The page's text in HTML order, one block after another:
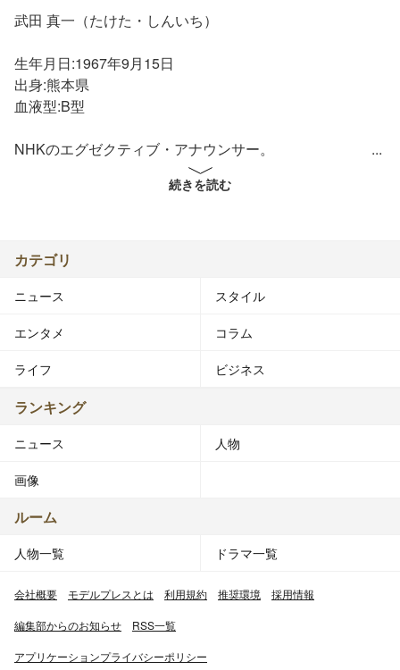
武田 真一（たけた・しんいち）
生年月日:1967年9月15日
出身:熊本県
血液型:B型
NHKのエグゼクティブ・アナウンサー。
苗字の読み方は「たけだ」ではなく「たけた」と濁らな
入局後は報道畑を歩み、多くの特番も担当した。
ス』に抜擢、その後2000年4月からの6年間は平日正午の
災害の際の臨時・特設ニュースを数多く担当した。「災害
2006年（平成18年）6月から2008年（平成20年）3月31日
度々出演していた。東京アナウンス室に復帰後は『NHK
（平成28年）12月31日の第67回NHK紅白歌合戦では総合
司会に起用され、「初の歌番組」司会に挑戦した。
2017年4月より『クローズアップ現代+』のメインキャス
続きを読む
カテゴリ
ニュース スタイル
エンタメ コラム
ライフ ビジネス
ランキング
ニュース 人物
画像
ルーム
人物一覧 ドラマ一覧
会社概要 モデルプレスとは 利用規約 推奨環境 採用情報
編集部からのお知らせ RSS一覧
アプリケーションプライバシーポリシー